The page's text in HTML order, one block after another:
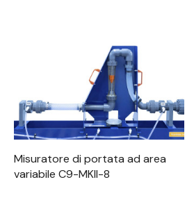
Misuratore di portata ad area
variabile C9-MKII-8